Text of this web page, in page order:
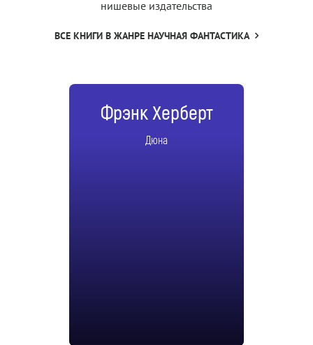
нишевые издательства
ВСЕ КНИГИ В ЖАНРЕ НАУЧНАЯ ФАНТАСТИКА
Фрэнк Херберт
Дюна